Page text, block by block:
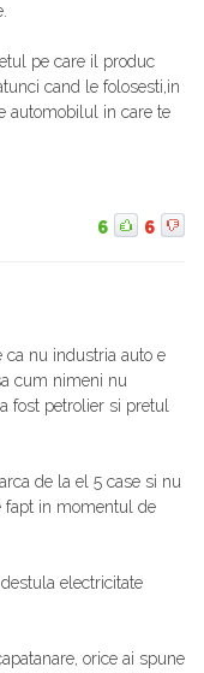
pe care il produc
cand le folosesti,in
automobilul in care te
6 6
ca nu industria auto e
cum nimeni nu
fost petrolier si pretul
de la el 5 case si nu
fapt in momentul de
electricitate
orice ai spune